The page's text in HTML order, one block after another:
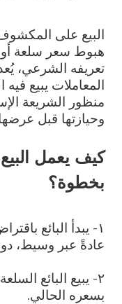
البيع على
هبوط سعر سلعة أو
تعريفه الشرعي،
المعاملات يبيع
منظور الشريعة
وحيازتها قبل عرضها
كيف يعمل
بخطوة؟
١- يبدأ البائع
عادةً عبر وسيط،
٢- يبيع البائع
بسعره الحالي.